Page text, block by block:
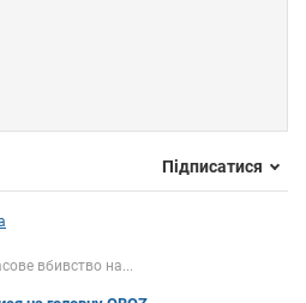
Підписатися
вбивство на...